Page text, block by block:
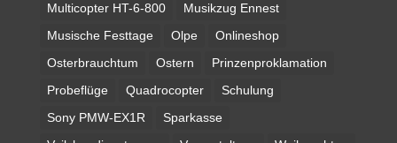
Multicopter HT-6-800
Musikzug Ennest
Musische Festtage
Olpe
Onlineshop
Osterbrauchtum
Ostern
Prinzenproklamation
Probeflüge
Quadrocopter
Schulung
Sony PMW-EX1R
Sparkasse